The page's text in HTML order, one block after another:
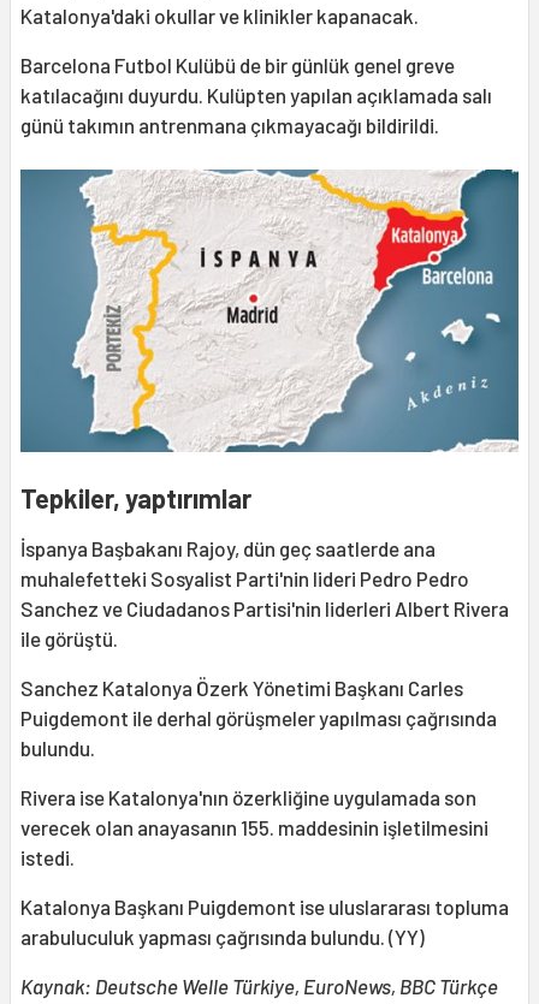
Katalonya'daki okullar ve klinikler kapanacak.
Barcelona Futbol Kulübü de bir günlük genel greve
katılacağını duyurdu. Kulüpten yapılan açıklamada salı
günü takımın antrenmana çıkmayacağı bildirildi.
Tepkiler, yaptırımlar
İspanya Başbakanı Rajoy, dün geç saatlerde ana
muhalefetteki Sosyalist Parti'nin lideri Pedro Pedro
Sanchez ve Ciudadanos Partisi'nin liderleri Albert Rivera
ile görüştü.
Sanchez Katalonya Özerk Yönetimi Başkanı Carles
Puigdemont ile derhal görüşmeler yapılması çağrısında
bulundu.
Rivera ise Katalonya'nın özerkliğine uygulamada son
verecek olan anayasanın 155. maddesinin işletilmesini
istedi.
Katalonya Başkanı Puigdemont ise uluslararası topluma
arabuluculuk yapması çağrısında bulundu. (YY)
Kaynak: Deutsche Welle Türkiye, EuroNews, BBC Türkçe